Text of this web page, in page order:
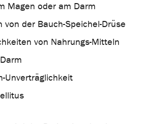
Magen oder am Darm
von der Bauch-Speichel-Drüse
von Nahrungs-Mitteln
Unverträglichkeit